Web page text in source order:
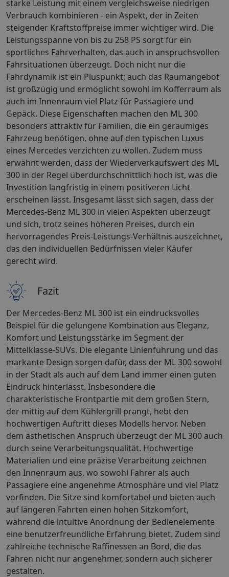
starke Leistung mit einem vergleichsweise niedrigen
Verbrauch kombinieren - ein Aspekt, der in Zeiten
steigender Kraftstoffpreise immer wichtiger wird. Die
Leistungsspanne von bis zu 258 PS sorgt für ein
sportliches Fahrverhalten, das auch in anspruchsvollen
Fahrsituationen überzeugt. Doch nicht nur die
Fahrdynamik ist ein Pluspunkt; auch das Raumangebot
ist großzügig und ermöglicht sowohl im Kofferraum als
auch im Innenraum viel Platz für Passagiere und
Gepäck. Diese Eigenschaften machen den ML 300
besonders attraktiv für Familien, die ein geräumiges
Fahrzeug benötigen, ohne auf den typischen Luxus
eines Mercedes verzichten zu wollen. Zudem muss
erwähnt werden, dass der Wiederverkaufswert des ML
300 in der Regel überdurchschnittlich hoch ist, was die
Investition langfristig in einem positiveren Licht
erscheinen lässt. Insgesamt lässt sich sagen, dass der
Mercedes-Benz ML 300 in vielen Aspekten überzeugt
und sich, trotz seines höheren Preises, durch ein
hervorragendes Preis-Leistungs-Verhältnis auszeichnet,
das den individuellen Bedürfnissen vieler Käufer
gerecht wird.
Fazit
Der Mercedes-Benz ML 300 ist ein eindrucksvolles
Beispiel für die gelungene Kombination aus Eleganz,
Komfort und Leistungsstärke im Segment der
Mittelklasse-SUVs. Die elegante Linienführung und das
markante Design sorgen dafür, dass der ML 300 sowohl
in der Stadt als auch auf dem Land immer einen guten
Eindruck hinterlässt. Insbesondere die
charakteristische Frontpartie mit dem großen Stern,
der mittig auf dem Kühlergrill prangt, hebt den
hochwertigen Auftritt dieses Modells hervor. Neben
dem ästhetischen Anspruch überzeugt der ML 300 auch
durch seine Verarbeitungsqualität. Hochwertige
Materialien und eine präzise Verarbeitung zeichnen
den Innenraum aus, wo sowohl Fahrer als auch
Passagiere eine angenehme Atmosphäre und viel Platz
vorfinden. Die Sitze sind komfortabel und bieten auch
auf längeren Fahrten einen hohen Sitzkomfort,
während die intuitive Anordnung der Bedienelemente
eine benutzerfreundliche Erfahrung bietet. Zudem sind
zahlreiche technische Raffinessen an Bord, die das
Fahren nicht nur angenehmer, sondern auch sicherer
gestalten.